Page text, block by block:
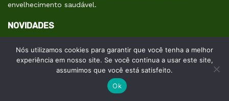
envelhecimento saudável.
NOVIDADES
Eleições 2026: conheça os direitos do eleitor
idoso, do voto facultativo à biometria
8 DE AGOSTO DE 2026, 16:29H
Anvisa alerta sobre uso de testosterona em
Nós utilizamos cookies para garantir que você tenha a melhor
experiência em nosso site. Se você continua a usar este site,
assumimos que você está satisfeito.
Ok